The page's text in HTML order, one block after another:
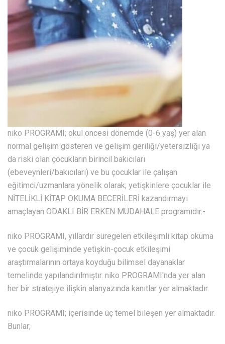
niko PROGRAMI; okul öncesi dönemde (0-6 yaş) yer alan
normal gelişim gösteren ve gelişim geriliği/yetersizliği ya
da riski olan çocukların birincil bakıcıları
(ebeveynleri/bakıcıları) ve bu çocuklar ile çalışan
eğitimci/uzmanlara yönelik olarak; yetişkinlere çocuklar ile
NİTELİKLİ KİTAP OKUMA BECERİLERİ kazandırmayı
amaçlayan ODAKLI BİR ERKEN MÜDAHALE programıdır.-
niko PROGRAMI, yıllardır süregelen etkileşimli kitap okuma
ve çocuk gelişiminde yetişkin-çocuk etkileşimi
araştırmalarının ortaya koyduğu bilimsel dayanaklar
temelinde yapılandırılmıştır. niko PROGRAMI'nda yer alan
her bir stratejiye ilişkin alanyazında kanıtlar yer almaktadır.
niko PROGRAMI; içerisinde üç temel bileşen yer almaktadır.
Bunlar;